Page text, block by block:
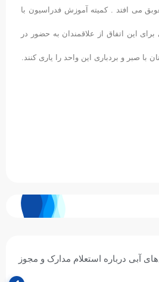
می افتد . کمیته آموزش فدراسیون با
این اتفاق از علاقمندان به حضور در
با صبر و بردباری این واحد را یاری کنند.
آبی درباره استعلام مدارک و مجوز